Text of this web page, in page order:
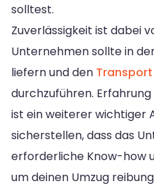
solltest.
Zuverlässigkeit ist dabei
Unternehmen sollte in
liefern und den Transport
durchzuführen.
ist ein weiterer wichtiger
sicherstellen, dass das
erforderliche Know-how
um deinen Umzug